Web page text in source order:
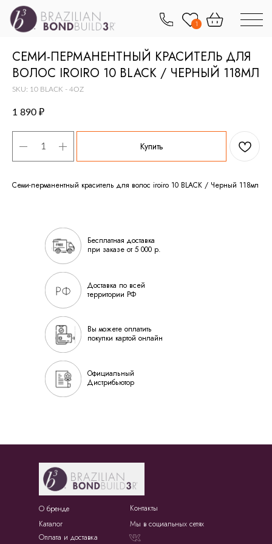
СЕМИ-ПЕРМАНЕНТНЫЙ КРАСИТЕЛЬ ДЛЯ
ВОЛОС IROIRO 10 BLACK / ЧЕРНЫЙ 118МЛ
SKU: 10 BLACK - 4OZ
1 890 ₽
Купить
Семи-перманентный краситель для волос iroiro 10 BLACK / Черный 118мл
Официальный
Дистрибьютор
Вы можете оплатить
покупки картой онлайн
Доставка по всей
территории РФ
Бесплатная доставка
при заказе от 5 000 р.
О бренде
Каталог
Оплата и доставка
Контакты
Мы в социальных сетях